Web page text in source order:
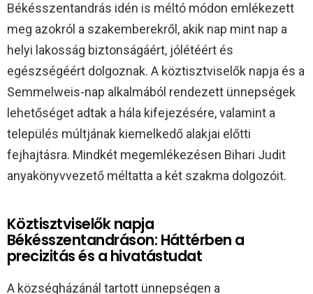
Békésszentandrás idén is méltó módon emlékezett
meg azokról a szakemberekről, akik nap mint nap a
helyi lakosság biztonságáért, jólétéért és
egészségéért dolgoznak. A köztisztviselők napja és a
Semmelweis-nap alkalmából rendezett ünnepségek
lehetőséget adtak a hála kifejezésére, valamint a
település múltjának kiemelkedő alakjai előtti
fejhajtásra. Mindkét megemlékezésen Bihari Judit
anyakönyvvezető méltatta a két szakma dolgozóit.
Köztisztviselők napja
Békésszentandráson: Háttérben a
precizitás és a hivatástudat
A községházánál tartott ünnepségen a